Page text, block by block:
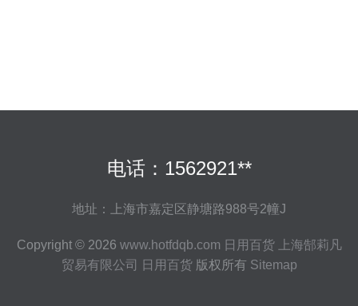
电话：1562921**
地址：上海市嘉定区静塘路988号2幢J
Copyright © 2026 www.hotfdqb.com 日用百货
上海郜莉凡
贸易有限公司
日用百货版权所有 Sitemap